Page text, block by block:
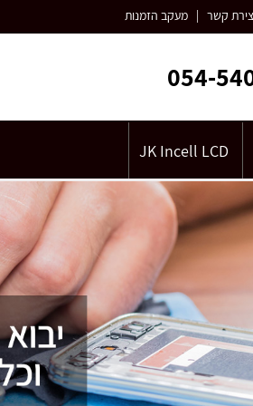
קשר | מעקב הזמנות
054-
JK Incell LCD